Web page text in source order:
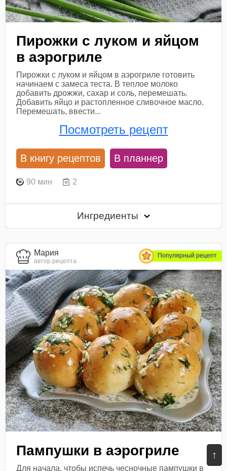
↑
Пирожки с луком и яйцом
в аэрогриле
Пирожки с луком и яйцом в аэрогриле готовить
начинаем с замеса теста. В теплое молоко
добавить дрожжи, сахар и соль, перемешать.
Добавить яйцо и растопленное сливочное масло.
Перемешать, ввести...
Посмотреть рецепт
В книгу рецептов В планнер
90 мин 2
Ингредиенты
Мария
автор рецепта
Популярный рецепт
Пампушки в аэрогриле
Для начала, чтобы испечь чесночные пампушки в